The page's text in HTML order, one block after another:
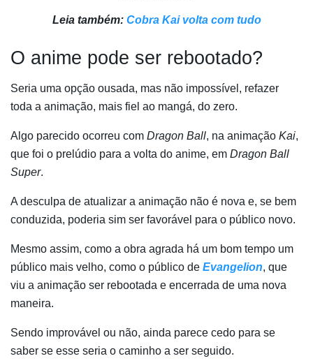
Leia também: Cobra Kai volta com tudo
O anime pode ser rebootado?
Seria uma opção ousada, mas não impossível, refazer
toda a animação, mais fiel ao mangá, do zero.
Algo parecido ocorreu com Dragon Ball, na animação Kai,
que foi o prelúdio para a volta do anime, em Dragon Ball
Super.
A desculpa de atualizar a animação não é nova e, se bem
conduzida, poderia sim ser favorável para o público novo.
Mesmo assim, como a obra agrada há um bom tempo um
público mais velho, como o público de Evangelion, que
viu a animação ser rebootada e encerrada de uma nova
maneira.
Sendo improvável ou não, ainda parece cedo para se
saber se esse seria o caminho a ser seguido.